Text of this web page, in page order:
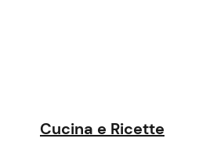
Cucina e Ricette